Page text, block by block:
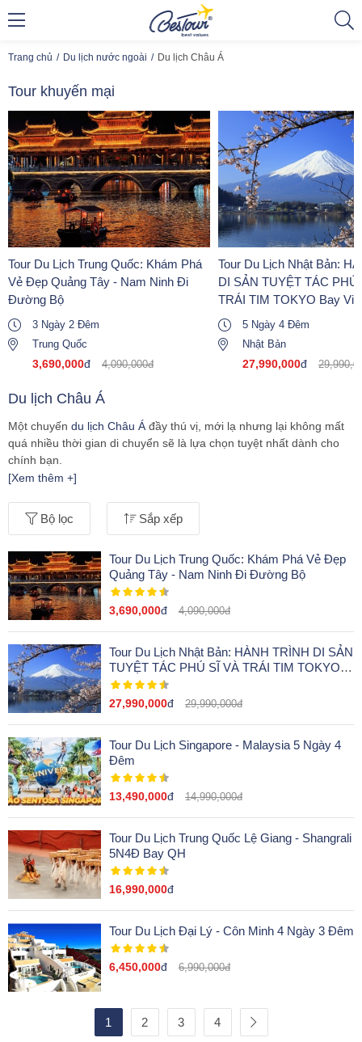
Trang chủ Du lịch nước ngoài Du lịch Châu Á
Tour khuyến mại
Tour Du Lịch Trung Quốc: Khám Phá
Vẻ Đẹp Quảng Tây - Nam Ninh Đi
Đường Bộ
3 Ngày 2 Đêm
Trung Quốc
3,690,000đ 4,090,000đ
Tour Du Lịch Nhật Bản:
DI SẢN TUYỆT TÁC PHÚ
TRÁI TIM TOKYO Bay
5 Ngày 4 Đêm
Nhật Bản
27,990,000đ
Du lịch Châu Á
Một chuyến du lịch Châu Á đầy thú vị, mới lạ nhưng lại không mất
quá nhiều thời gian di chuyển sẽ là lựa chọn tuyệt nhất dành cho
chính bạn.
hành trình khám phá những danh lam thắng cảnh lừng danh nổi
bật, những nét văn hóa đặc sắc tạo nên vẻ riêng biệt của một miền
hiện đại, một thiên đường mua sắm xa hoa của Thái Lan, xứ sở
kim chi đầy lãng mạn hay đất nước hoa anh đào xinh đẹp,…
Vớitour du lịch Châu Á cao cấp
rộng, vượt xa khỏi biên giới quốc gia để cảm nhận cái đẹp, để học
hành cùng BesTour ngay hôm nay để trải nghiệm những điều tuyệt
vời theo cách hoàn hảo nhất!
[Xem thêm +]
Bộ lọc Sắp xếp
Tour Du Lịch Trung Quốc: Khám Phá Vẻ Đẹp
Quảng Tây - Nam Ninh Đi Đường Bộ
3,690,000đ 4,090,000đ
Tour Du Lịch Nhật Bản: HÀNH TRÌNH DI SẢN
TUYỆT TÁC PHÚ SĨ VÀ TRÁI TIM TOKYO
Bay VietJet Air
27,990,000đ 29,990,000đ
Tour Du Lịch Singapore - Malaysia 5 Ngày 4
Đêm
13,490,000đ 14,990,000đ
Tour Du Lịch Trung Quốc Lệ Giang - Shangrali
5N4Đ Bay QH
16,990,000đ
Tour Du Lịch Đại Lý - Côn Minh 4 Ngày 3 Đêm
6,450,000đ 6,990,000đ
1 2 3 4